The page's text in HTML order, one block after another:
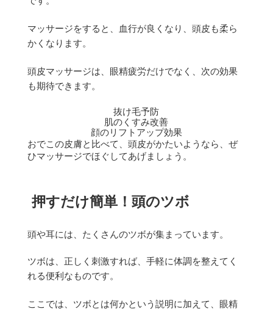
マッサージをすると、血行が良くなり、頭皮も柔ら
かくなります。
頭皮マッサージは、眼精疲労だけでなく、次の効果
も期待できます。
抜け毛予防
肌のくすみ改善
顔のリフトアップ効果
おでこの皮膚と比べて、頭皮がかたいようなら、ぜ
ひマッサージでほぐしてあげましょう。
押すだけ簡単！頭のツボ
頭や耳には、たくさんのツボが集まっています。
ツボは、正しく刺激すれば、手軽に体調を整えてく
れる便利なものです。
ここでは、ツボとは何かという説明に加えて、眼精